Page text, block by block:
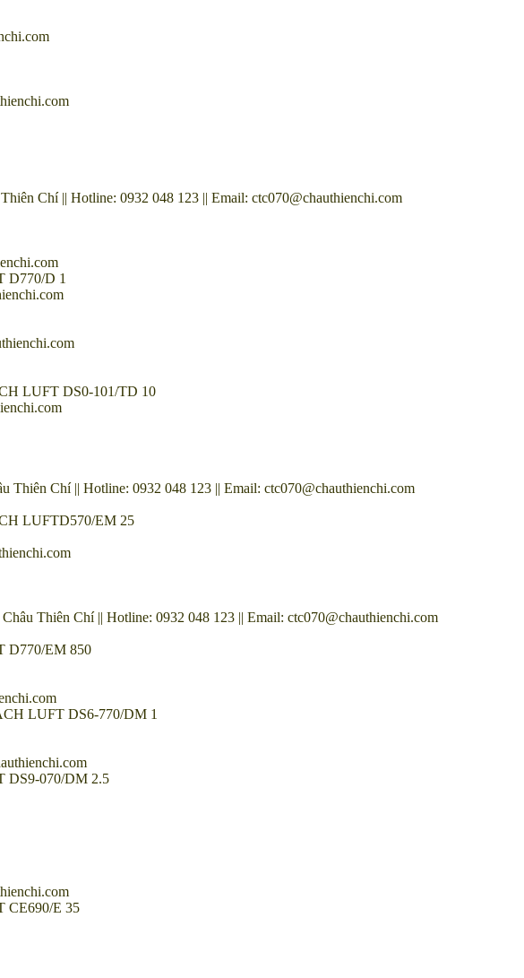
Chí || Hotline: 0932 048 123 || Email: ctc070@chauthienchi.com
D770/D 1
LUFT DS0-101/TD 10
Chí || Hotline: 0932 048 123 || Email: ctc070@chauthienchi.com
LUFTD570/EM 25
Thiên Chí || Hotline: 0932 048 123 || Email: ctc070@chauthienchi.com
D770/EM 850
LUFT DS6-770/DM 1
DS9-070/DM 2.5
CE690/E 35